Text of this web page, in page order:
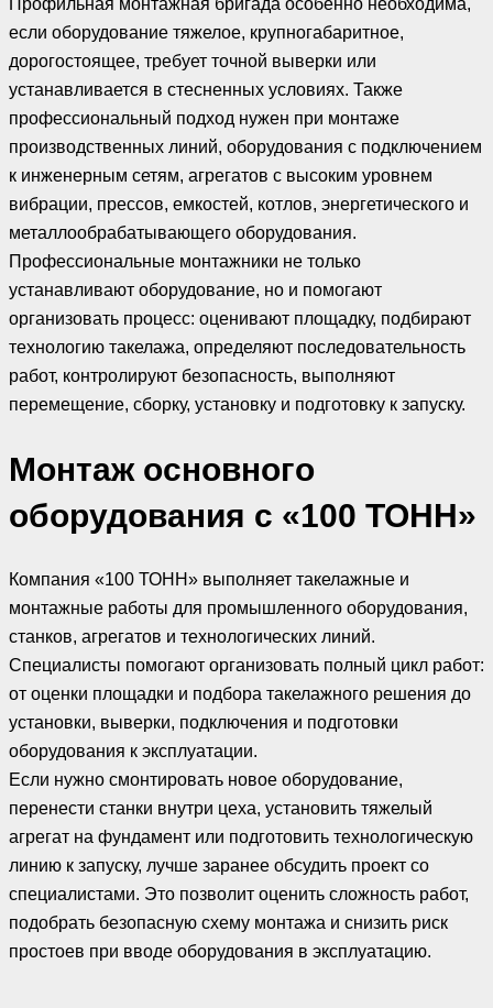
Профильная монтажная бригада особенно необходима,
если оборудование тяжелое, крупногабаритное,
дорогостоящее, требует точной выверки или
устанавливается в стесненных условиях. Также
профессиональный подход нужен при монтаже
производственных линий, оборудования с подключением
к инженерным сетям, агрегатов с высоким уровнем
вибрации, прессов, емкостей, котлов, энергетического и
металлообрабатывающего оборудования.
Профессиональные монтажники не только
устанавливают оборудование, но и помогают
организовать процесс: оценивают площадку, подбирают
технологию такелажа, определяют последовательность
работ, контролируют безопасность, выполняют
перемещение, сборку, установку и подготовку к запуску.
Монтаж основного
оборудования с «100 ТОНН»
Компания «100 ТОНН» выполняет такелажные и
монтажные работы для промышленного оборудования,
станков, агрегатов и технологических линий.
Специалисты помогают организовать полный цикл работ:
от оценки площадки и подбора такелажного решения до
установки, выверки, подключения и подготовки
оборудования к эксплуатации.
Если нужно смонтировать новое оборудование,
перенести станки внутри цеха, установить тяжелый
агрегат на фундамент или подготовить технологическую
линию к запуску, лучше заранее обсудить проект со
специалистами. Это позволит оценить сложность работ,
подобрать безопасную схему монтажа и снизить риск
простоев при вводе оборудования в эксплуатацию.